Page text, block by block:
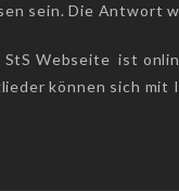
sein. Die Antwort
StS Webseite ist
können sich mit